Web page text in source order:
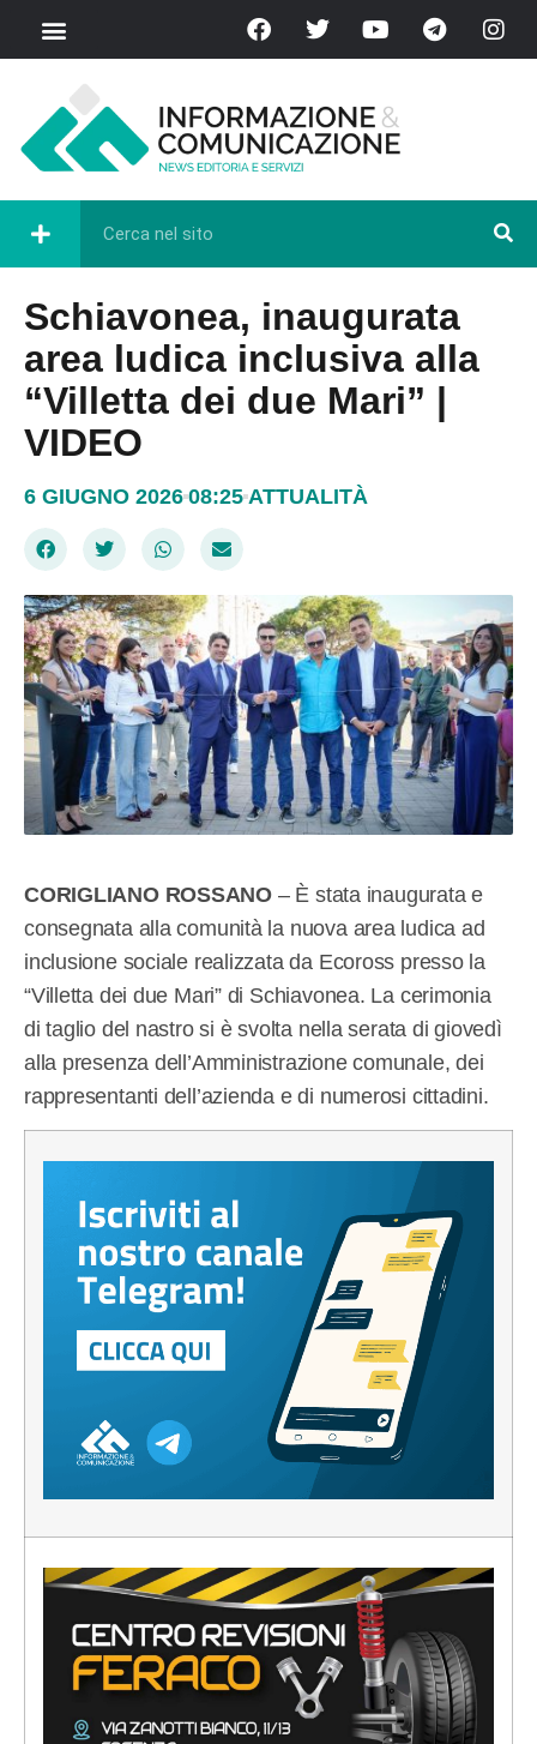
Schiavonea, inaugurata
area ludica inclusiva alla
“Villetta dei due Mari” |
VIDEO
6 GIUGNO 2026 08:25 ATTUALITÀ
CORIGLIANO ROSSANO – È stata inaugurata e
consegnata alla comunità la nuova area ludica ad
inclusione sociale realizzata da Ecoross presso la
“Villetta dei due Mari” di Schiavonea. La cerimonia
di taglio del nastro si è svolta nella serata di giovedì
alla presenza dell’Amministrazione comunale, dei
rappresentanti dell’azienda e di numerosi cittadini.